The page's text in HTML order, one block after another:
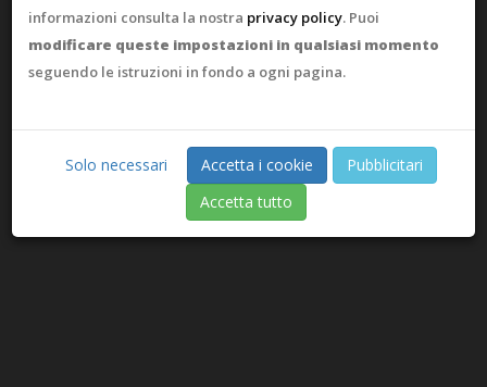
informazioni consulta la nostra privacy policy. Puoi
modificare queste impostazioni in qualsiasi momento
seguendo le istruzioni in fondo a ogni pagina.
Solo necessari Accetta i cookie
Pubblicitari
Accetta tutto